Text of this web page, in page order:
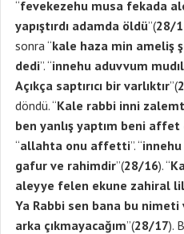
“fevekezehu musa fekada
yapıştırdı adamda öldü”(28/
sonra “kale haza min ameliş
dedi”. “innehu aduvvum
Açıkça saptırıcı bir varlıktır”(
döndü. “Kale rabbi inni
ben yanlış yaptım beni affet
“allahta onu affetti”. “
gafur ve rahimdir”(28/16). “
aleyye felen ekune zahiral
Ya Rabbi sen bana bu
arka çıkmayacağım”(28/17).